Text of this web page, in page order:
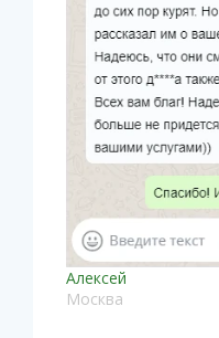
Алексей
Москва